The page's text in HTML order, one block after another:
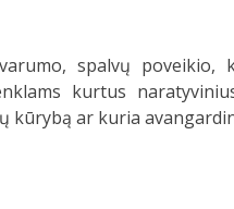
spalvų
kurtus
kūrybą ar kuria